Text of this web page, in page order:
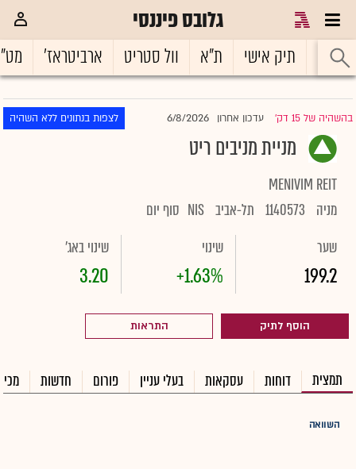
גלובס פיננסי
ראשי תיק אישי ת"א וול סטריט ארביטראז'
בהשהיה של 15 דק' |עדכון אחרון 6/8/2026 לצפות בנתונים ללא השהיה
מניית מניבים ריט
MENIVIM REIT
מניה
1140573 תל-אביב NIS סוף יום
שער
199.2
שינוי
+1.63%
שינוי באג'
3.20
הוסף לתיק התראות
תמצית דוחות עסקאות בעלי עניין פורום חדשות
השוואה